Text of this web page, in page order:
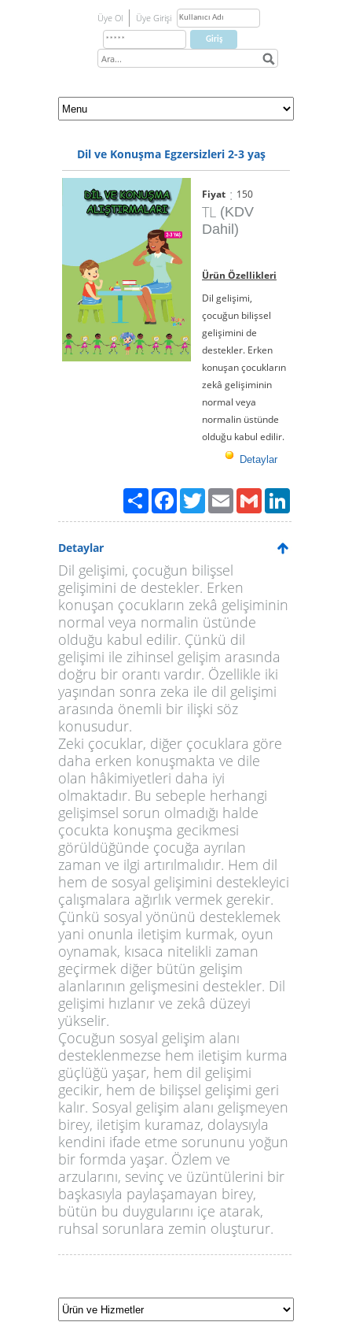
Üye Ol Üye Girişi
Dil ve Konuşma Egzersizleri 2-3 yaş
Fiyat : 150
TL (KDV
Dahil)
Ürün Özellikleri
Dil gelişimi,
çocuğun bilişsel
gelişimini de
destekler. Erken
konuşan çocukların
zekâ gelişiminin
normal veya
normalin üstünde
olduğu kabul edilir.
Detaylar
PaylaşFacebook
TwitterEmailGmail
Detaylar
Dil gelişimi, çocuğun bilişsel
gelişimini de destekler. Erken
konuşan çocukların zekâ gelişiminin
normal veya normalin üstünde
olduğu kabul edilir. Çünkü dil
gelişimi ile zihinsel gelişim arasında
doğru bir orantı vardır. Özellikle iki
yaşından sonra zeka ile dil gelişimi
arasında önemli bir ilişki söz
konusudur.
Zeki çocuklar, diğer çocuklara göre
daha erken konuşmakta ve dile
olan hâkimiyetleri daha iyi
olmaktadır. Bu sebeple herhangi
gelişimsel sorun olmadığı halde
çocukta konuşma gecikmesi
görüldüğünde çocuğa ayrılan
zaman ve ilgi artırılmalıdır. Hem dil
hem de sosyal gelişimini destekleyici
çalışmalara ağırlık vermek gerekir.
Çünkü sosyal yönünü desteklemek
yani onunla iletişim kurmak, oyun
oynamak, kısaca nitelikli zaman
geçirmek diğer bütün gelişim
alanlarının gelişmesini destekler. Dil
gelişimi hızlanır ve zekâ düzeyi
yükselir.
Çocuğun sosyal gelişim alanı
desteklenmezse hem iletişim kurma
güçlüğü yaşar, hem dil gelişimi
gecikir, hem de bilişsel gelişimi geri
kalır. Sosyal gelişim alanı gelişmeyen
birey, iletişim kuramaz, dolaysıyla
kendini ifade etme sorununu yoğun
bir formda yaşar. Özlem ve
arzularını, sevinç ve üzüntülerini bir
başkasıyla paylaşamayan birey,
bütün bu duygularını içe atarak,
ruhsal sorunlara zemin oluşturur.